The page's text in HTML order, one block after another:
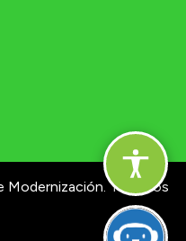
Modernización. Términos